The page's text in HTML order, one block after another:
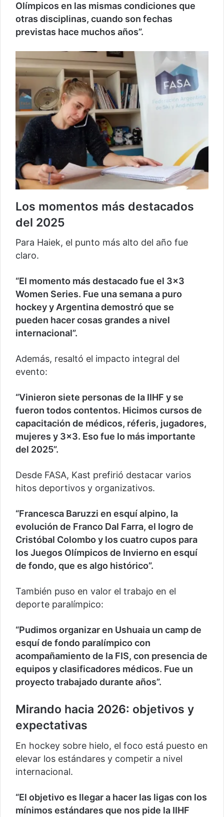
Olímpicos en las mismas condiciones que
otras disciplinas, cuando son fechas
previstas hace muchos años”.
Los momentos más destacados
del 2025
Para Haiek, el punto más alto del año fue
claro.
“El momento más destacado fue el 3×3
Women Series. Fue una semana a puro
hockey y Argentina demostró que se
pueden hacer cosas grandes a nivel
internacional”.
Además, resaltó el impacto integral del
evento:
“Vinieron siete personas de la IIHF y se
fueron todos contentos. Hicimos cursos de
capacitación de médicos, réferis, jugadores,
mujeres y 3×3. Eso fue lo más importante
del 2025”.
Desde FASA, Kast prefirió destacar varios
hitos deportivos y organizativos.
“Francesca Baruzzi en esquí alpino, la
evolución de Franco Dal Farra, el logro de
Cristóbal Colombo y los cuatro cupos para
los Juegos Olímpicos de Invierno en esquí
de fondo, que es algo histórico”.
También puso en valor el trabajo en el
deporte paralímpico:
“Pudimos organizar en Ushuaia un camp de
esquí de fondo paralímpico con
acompañamiento de la FIS, con presencia de
equipos y clasificadores médicos. Fue un
proyecto trabajado durante años”.
Mirando hacia 2026: objetivos y
expectativas
En hockey sobre hielo, el foco está puesto en
elevar los estándares y competir a nivel
internacional.
“El objetivo es llegar a hacer las ligas con los
mínimos estándares que nos pide la IIHF